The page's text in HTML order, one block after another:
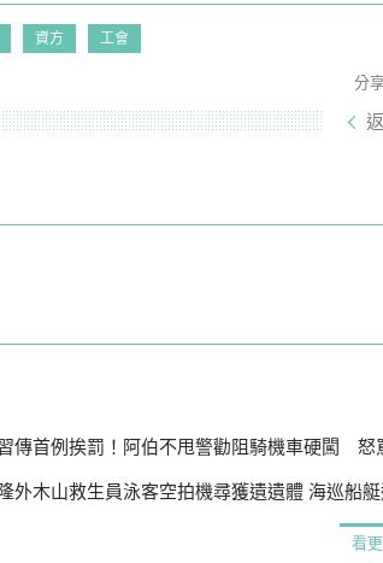
資方 工會
分
首例挨罰！阿伯不甩警勸阻騎機車硬闖 怒罵「騙肖
外木山救生員泳客空拍機尋獲遺遺體 海巡船
看